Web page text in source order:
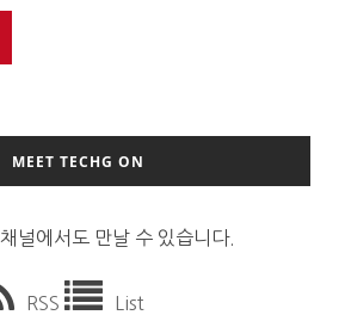
MEET TECHG ON
널에서도 만날 수 있습니다.
RSS List